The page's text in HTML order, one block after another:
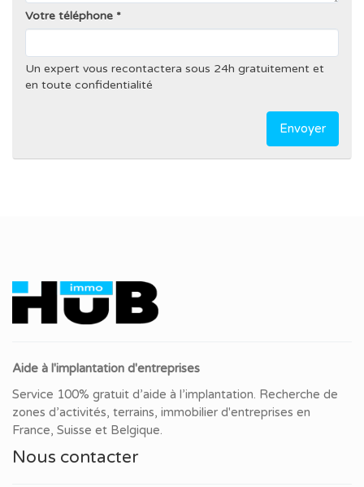
Votre téléphone
Un expert vous recontactera sous 24h gratuitement et
en toute confidentialité
Envoyer
Aide à l'implantation d'entreprises
Service 100% gratuit d’aide à l’implantation. Recherche de
zones d’activités, terrains, immobilier d'entreprises en
France, Suisse et Belgique.
Nous contacter